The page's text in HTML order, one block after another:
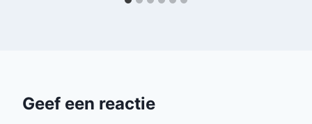
Geef een reactie